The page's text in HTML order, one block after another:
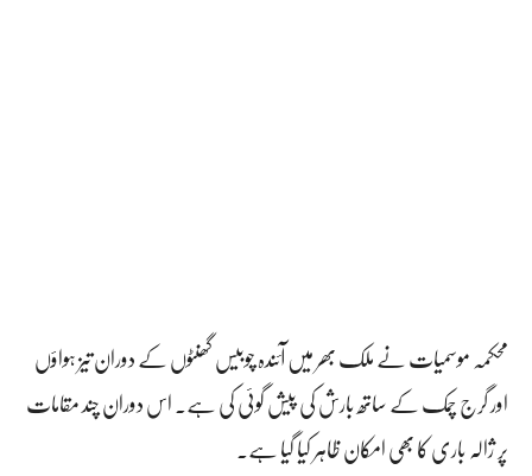
محکمہ موسمیات نے ملک بھر میں آئندہ چوبیس گھنٹوں کے دوران تیز ہواؤں
اور گرج چمک کے ساتھ بارش کی پیش گوئی کی ہے۔ اس دوران چند مقامات
پر ژالہ باری کا بھی امکان ظاہر کیا گیا ہے۔